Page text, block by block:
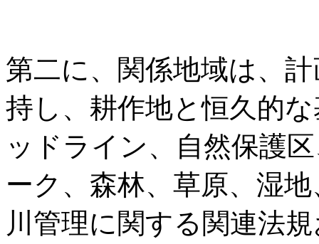
第二に、関係地域は、
持し、耕作地と恒久的
ッドライン、自然保護
ーク、森林、草原、湿
川管理に関する関連法